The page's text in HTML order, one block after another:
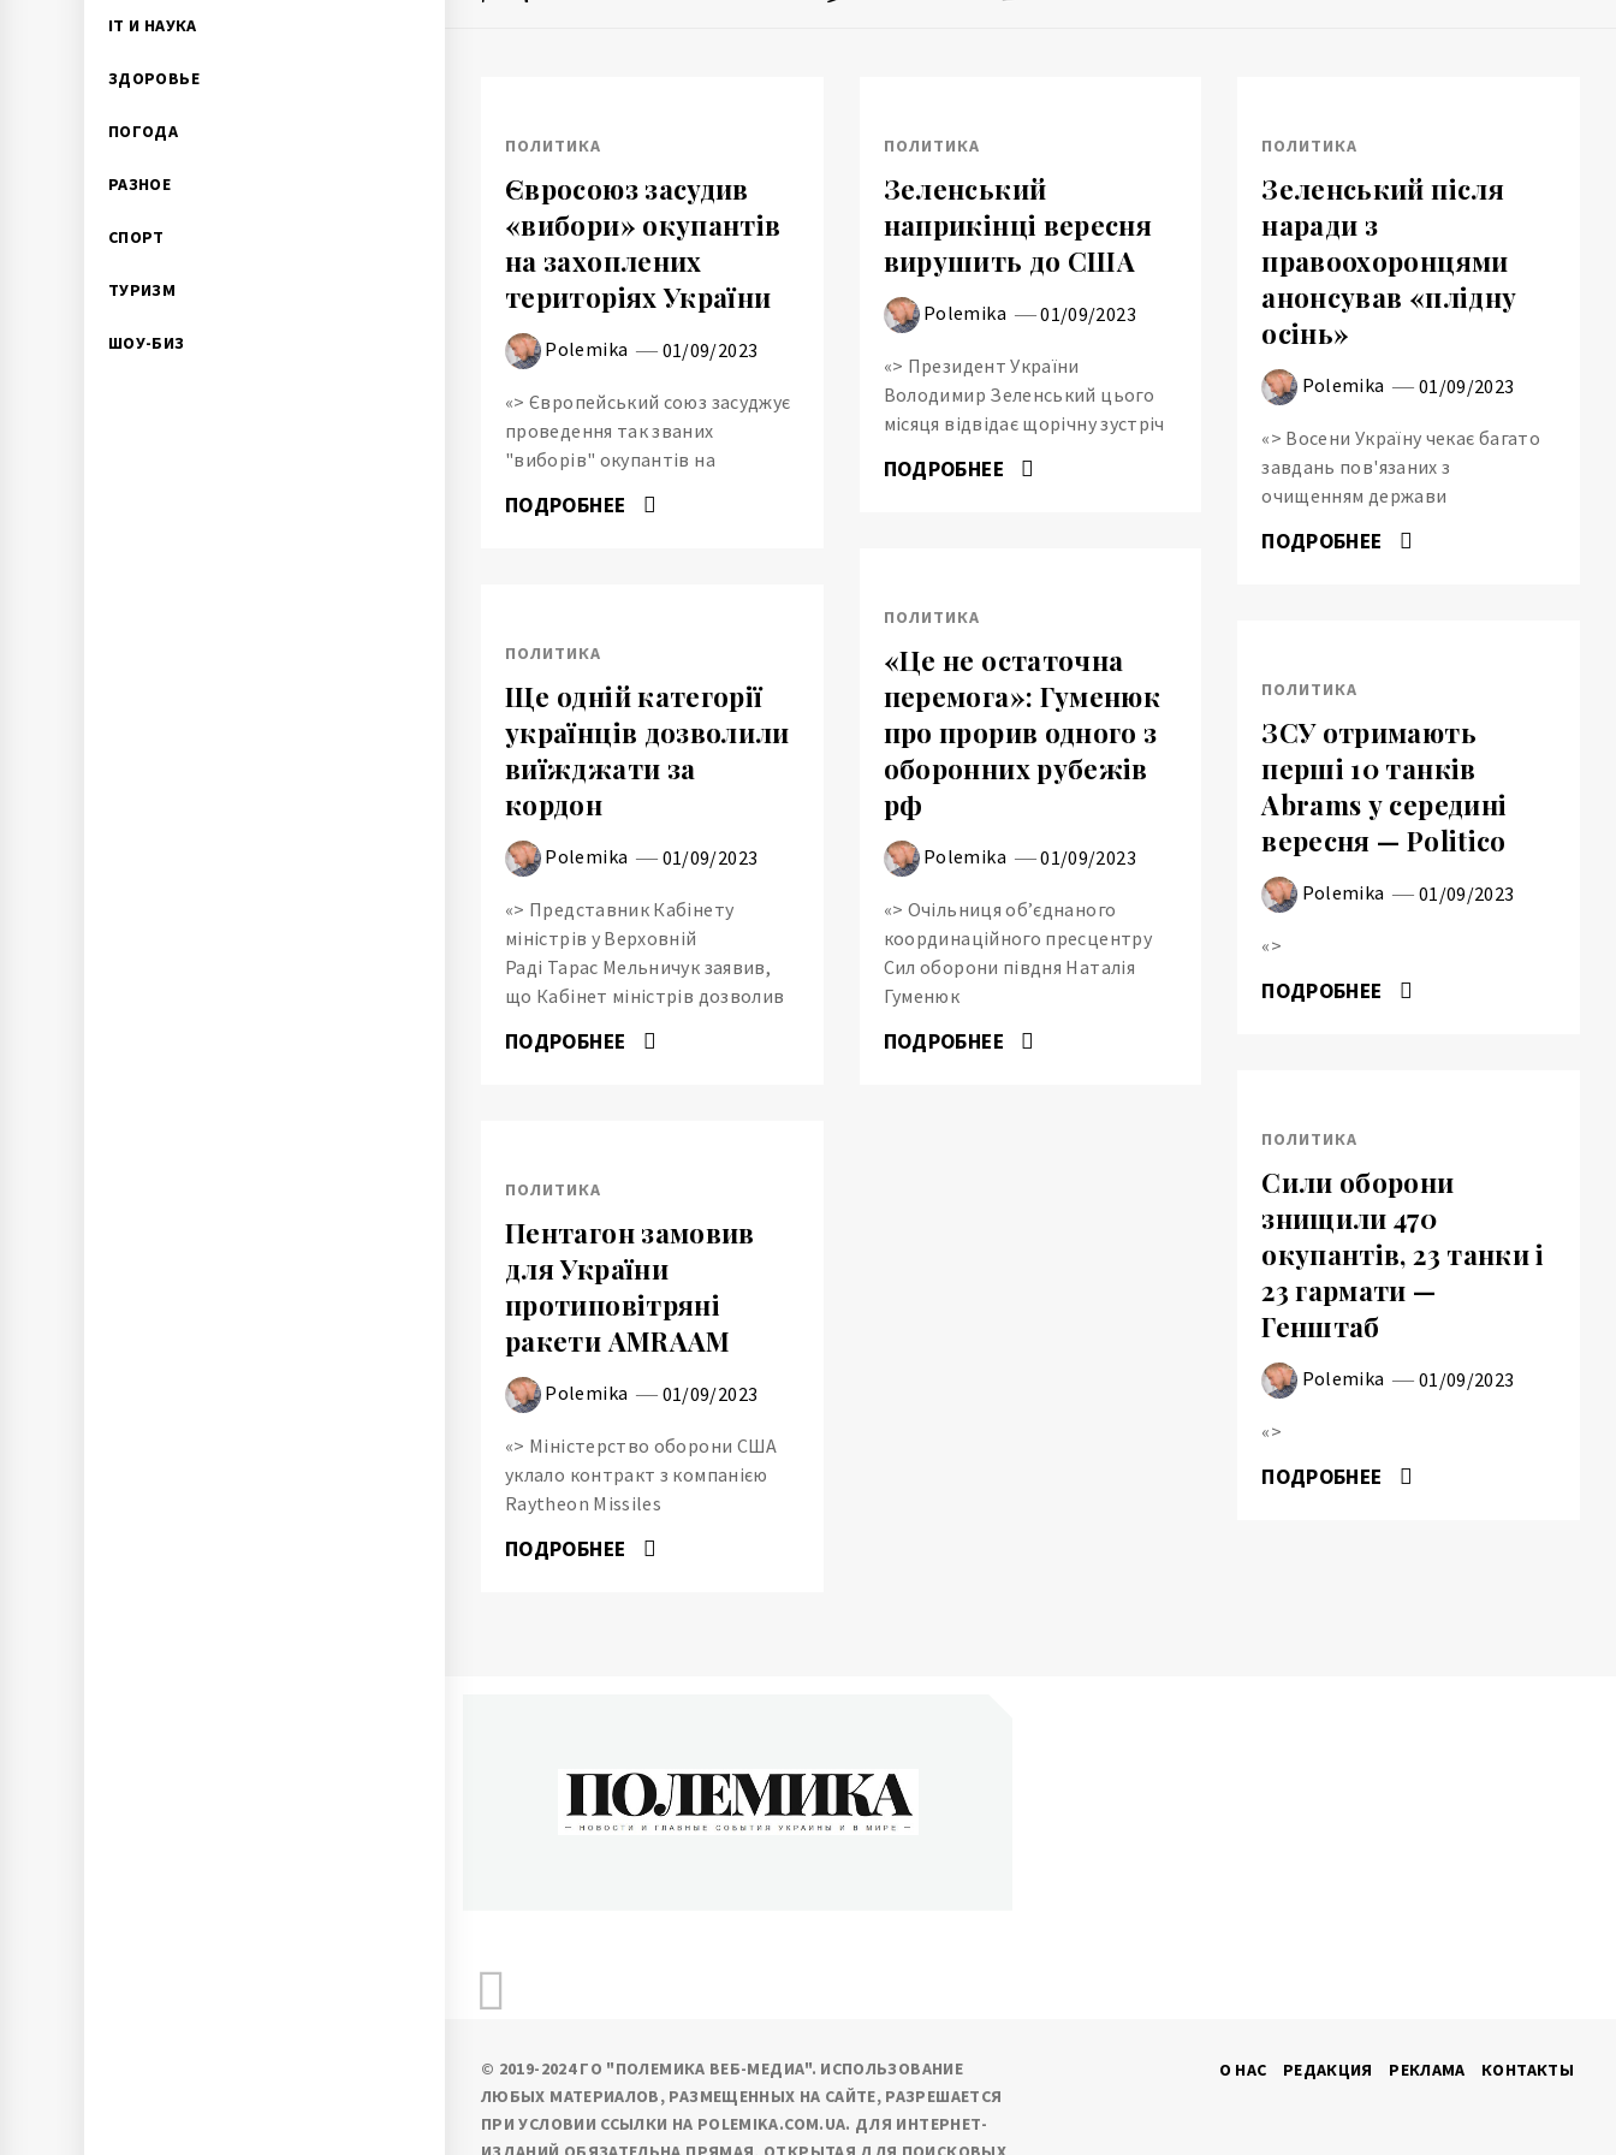
IT И НАУКА
ЗДОРОВЬЕ
ПОГОДА
РАЗНОЕ
СПОРТ
ТУРИЗМ
ШОУ-БИЗ
ПОЛИТИКА
Євросоюз засудив
«вибори» окупантів
на захоплених
територіях України
Polemika 01/09/2023
«> Європейський союз засуджує
проведення так званих
"виборів" окупантів на
ПОДРОБНЕЕ
ПОЛИТИКА
Зеленський
наприкінці вересня
вирушить до США
Polemika 01/09/2023
«> Президент України
Володимир Зеленський цього
місяця відвідає щорічну зустріч
ПОДРОБНЕЕ
ПОЛИТИКА
Зеленський після
наради з
правоохоронцями
анонсував «плідну
осінь»
Polemika 01/09/2023
«> Восени Україну чекає багато
завдань пов'язаних з
очищенням держави
ПОДРОБНЕЕ
ПОЛИТИКА
«Це не остаточна
перемога»: Гуменюк
про прорив одного з
оборонних рубежів
рф
Polemika 01/09/2023
«> Очільниця об’єднаного
координаційного пресцентру
Сил оборони півдня Наталія
Гуменюк
ПОДРОБНЕЕ
ПОЛИТИКА
Ще одній категорії
українців дозволили
виїжджати за
кордон
Polemika 01/09/2023
«> Представник Кабінету
міністрів у Верховній
Раді Тарас Мельничук заявив,
що Кабінет міністрів дозволив
ПОДРОБНЕЕ
ПОЛИТИКА
ЗСУ отримають
перші 10 танків
Abrams у середині
вересня — Politico
Polemika 01/09/2023
«>
ПОДРОБНЕЕ
ПОЛИТИКА
Сили оборони
знищили 470
окупантів, 23 танки і
23 гармати —
Генштаб
Polemika 01/09/2023
«>
ПОДРОБНЕЕ
ПОЛИТИКА
Пентагон замовив
для України
протиповітряні
ракети AMRAAM
Polemika 01/09/2023
«> Міністерство оборони США
уклало контракт з компанією
Raytheon Missiles
ПОДРОБНЕЕ
© 2019-2024 ГО "ПОЛЕМИКА ВЕБ-МЕДИА". ИСПОЛЬЗОВАНИЕ
ЛЮБЫХ МАТЕРИАЛОВ, РАЗМЕЩЕННЫХ НА САЙТЕ, РАЗРЕШАЕТСЯ
ПРИ УСЛОВИИ ССЫЛКИ НА POLEMIKA.COM.UA. ДЛЯ ИНТЕРНЕТ-
О НАС РЕДАКЦИЯ РЕКЛАМА КОНТАКТЫ